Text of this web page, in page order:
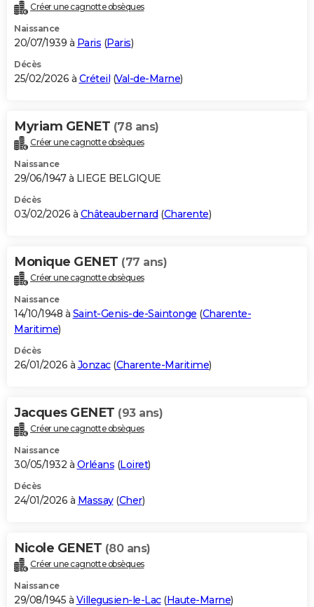
Créer une cagnotte obsèques
Naissance
20/07/1939 à Paris (Paris)
Décès
25/02/2026 à Créteil (Val-de-Marne)
Myriam GENET (78 ans)
Créer une cagnotte obsèques
Naissance
29/06/1947 à LIEGE BELGIQUE
Décès
03/02/2026 à Châteaubernard (Charente)
Monique GENET (77 ans)
Créer une cagnotte obsèques
Naissance
14/10/1948 à Saint-Genis-de-Saintonge (Charente-
Maritime)
Décès
26/01/2026 à Jonzac(Charente-Maritime)
Jacques GENET (93 ans)
Créer une cagnotte obsèques
Naissance
30/05/1932 à Orléans (Loiret)
Décès
24/01/2026 à Massay(Cher)
Nicole GENET (80 ans)
Créer une cagnotte obsèques
Naissance
29/08/1945 à Villegusien-le-Lac(Haute-Marne)